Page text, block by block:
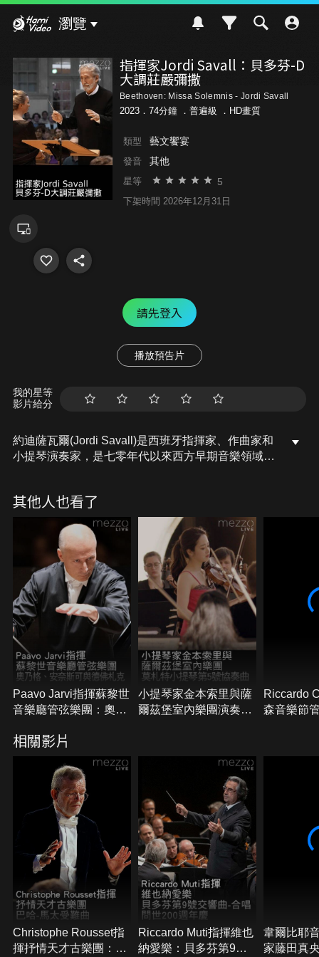
瀏覽
指揮家Jordi Savall：貝多芬-D
大調莊嚴彌撒
Beethoven: Missa Solemnis - Jordi Savall
2023．74分鐘 ． 普遍級 ．HD畫質
類型 藝文饗宴
發音 其他
星等 5
下架時間 2026年12月31日
請先登入
播放預告片
我的星等
影片給分
約迪薩瓦爾(Jordi Savall)是西班牙指揮家、作曲家和
小提琴演奏家，是七零年代以來西方早期音樂領域的
高音蒙特塞拉特菲格拉斯，以及洛倫佐阿爾珀特、霍
普金森史密斯等人共組赫斯佩里翁20世紀古樂團
(2000年更名為21世紀)。赫斯佩里翁樂團以其巨大的
音樂活力，以及最大準確性的歷史詮釋風格而為人所
知。作為早期音樂的歷史學家，薩瓦爾的曲目涵蓋了
從中世紀、文藝復興和巴洛克到古典和浪漫時期的一
切。此外他的作品中還融入了非西方音樂傳統的元
素，包括非洲本土音樂。
其他人也看了
Paavo Jarvi指揮蘇黎世
音樂廳管弦樂團：奧乃
克
小提琴家金本索里與薩
爾茲堡室內樂團演奏莫
Riccardo
森音樂節
相關影片
Christophe Rousset指
揮抒情天才古樂團：巴
Riccardo Muti指揮維也
納愛樂：貝多芬第9號
韋爾比耶
家藤田真